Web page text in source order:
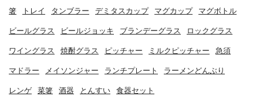
箸 トレイ タンブラー デミタスカップ マグカップ マグボトル
ビールグラス ビールジョッキ ブランデーグラス ロックグラス
ワイングラス 焼酎グラス ピッチャー ミルクピッチャー 急須
マドラー メイソンジャー ランチプレート ラーメンどんぶり
レンゲ 菜箸 酒器 とんすい 食器セット